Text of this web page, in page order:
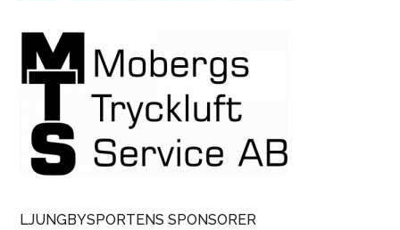
LJUNGBYSPORTENS SPONSORER